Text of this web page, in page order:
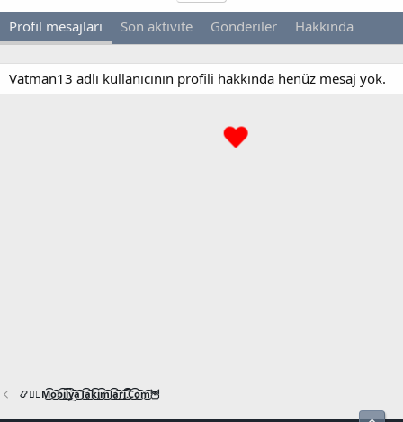
Profil mesajları Son aktivite Gönderiler Hakkında
Vatman13 adlı kullanıcının profili hakkında henüz mesaj yok.
📿🧙‍♂️M͜͡o͜͡b͜͡i͜͡l͜͡y͜͡a͜͡T͜͡a͜͡k͜͡i͜͡m͜͡l͜͡a͜͡r͜͡i͜͡.͜͡C͜͡o͜͡m͜͡🦉